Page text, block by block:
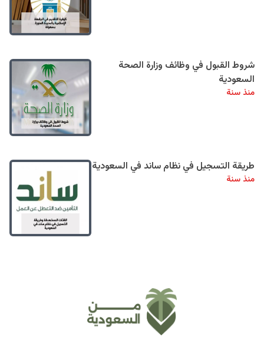
شروط القبول في وظائف وزارة الصحة
السعودية
منذ سنة
طريقة التسجيل في نظام ساند في السعودية
منذ سنة